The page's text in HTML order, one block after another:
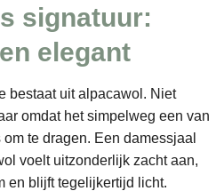
signatuur:
elegant
bestaat uit alpacawol. Niet
omdat het simpelweg een van
te dragen. Een damessjaal
voelt uitzonderlijk zacht aan,
en blijft tegelijkertijd licht.